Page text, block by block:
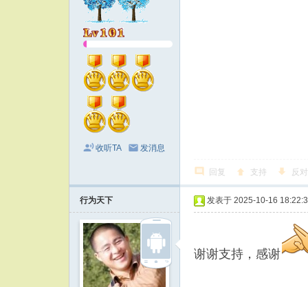
收听TA 发消息
回复 支持 反对
行为天下 发表于 2025-10-16
谢谢支持，感谢